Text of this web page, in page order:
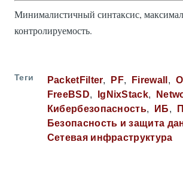
Минималистичный синтаксис,
контролируемость.
Теги PacketFilter PF Firewall
FreeBSD
IgNixStack
Кибербезопасность
ИБ
Безопасность и защита
Сетевая инфраструктура